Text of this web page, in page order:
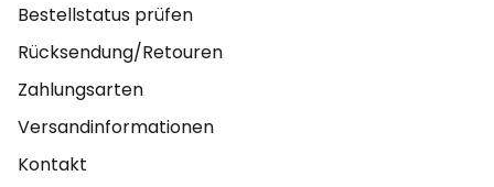
Bestellstatus prüfen
Rücksendung/Retouren
Zahlungsarten
Versandinformationen
Kontakt